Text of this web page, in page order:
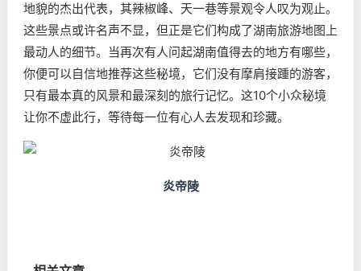
地貌的杰出代表，其辣椒峰、天一巷等景观令人叹为观止。
这些景点或许名声不显，但正是它们构成了湖南旅游地图上
最动人的细节。当再次有人问起湖南值得去的地方有哪些，
你便可以自信地推荐这些秘境，它们没有摩肩接踵的游客，
只有最本真的风景和最深刻的旅行记忆。这10个小众秘境
让你不虚此行，等待每一位有心人去发现和珍藏。
炎帝陵